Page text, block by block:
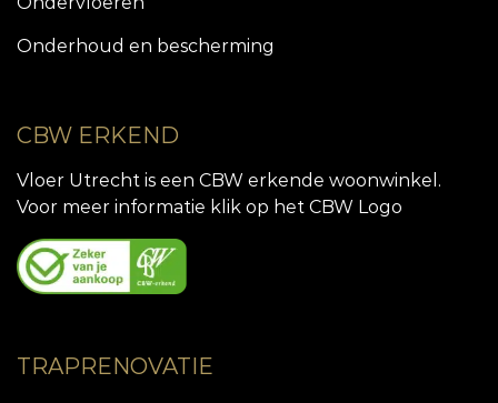
Onderhoud en bescherming
CBW ERKEND
Vloer Utrecht is een CBW erkende woonwinkel.
Voor meer informatie klik op het CBW Logo
TRAPRENOVATIE